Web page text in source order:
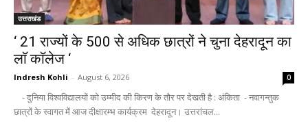
उत्तराखंड
‘ 21 राज्यों के 500 से अधिक छात्रों ने चुना देहरादून का
लाॅ काॅलेज ‘
Indresh Kohli - August 6, 2026 0
- दुनिया विश्वविद्यालयों को उम्मीद की किरण के तौर पर देखती है : अंकिता - नवागन्तुक
छात्रों के स्वागत में आज दीक्षारम्भ कार्यक्रम देहरादून। उत्तरांचल...